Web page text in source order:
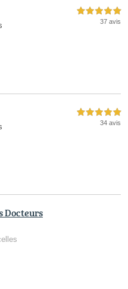
5,0 étoiles sur 5
37 avis
5,0 étoiles sur 5
34 avis
Docteurs